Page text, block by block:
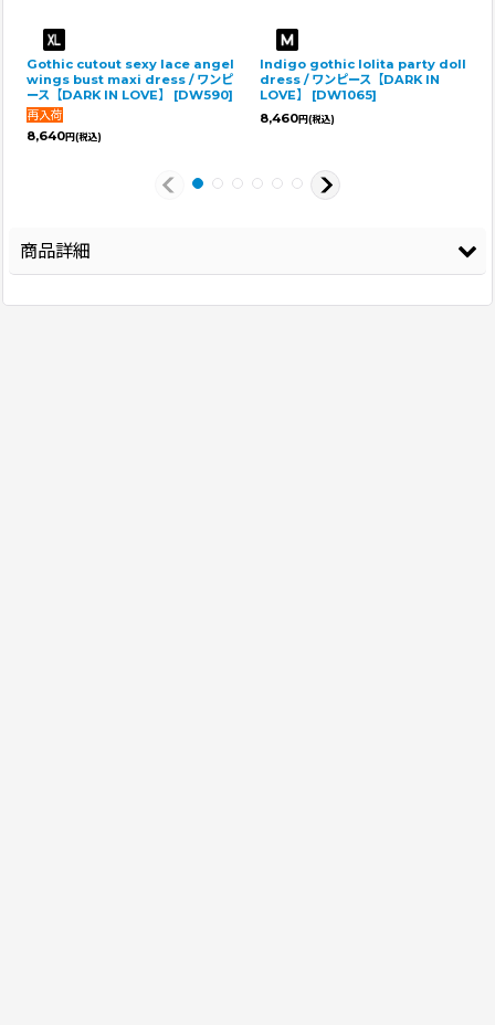
Gothic cutout sexy lace angel
wings bust maxi dress / ワンピ
ース【DARK IN LOVE】
[DW590]
8,640円 (税込)
Indigo gothic lolita party doll
dress / ワンピース【DARK IN
LOVE】
[DW1065]
8,460円 (税込)
商品詳細
登録年 2026